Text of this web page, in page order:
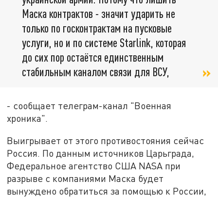
Маска контрактов - значит ударить не
только по госконтрактам на пусковые
услуги, но и по системе Starlink, которая
до сих пор остаётся единственным
стабильным каналом связи для ВСУ,
- сообщает телеграм-канал "Военная
хроника".
Выигрывает от этого противостояния сейчас
Россия. По данным источников Царьграда,
Федеральное агентство США NASA при
разрыве с компаниями Маска будет
вынуждено обратиться за помощью к России,